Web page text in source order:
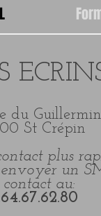
du Guillermin
St Crépin
plus
un
contact au: